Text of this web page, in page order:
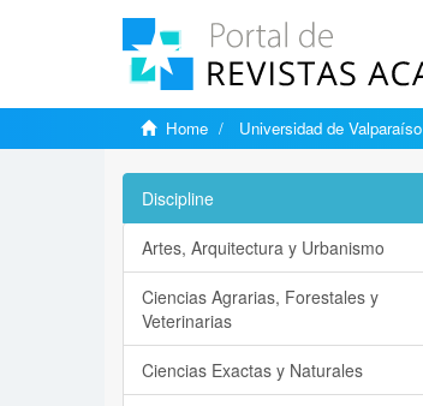
Home Universidad de Valparaíso
Discipline
Artes, Arquitectura y Urbanismo
Ciencias Agrarias, Forestales y
Veterinarias
Ciencias Exactas y Naturales